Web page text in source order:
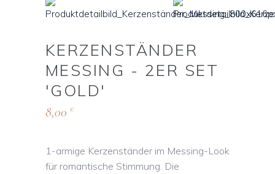
KERZENSTÄNDER
MESSING - 2ER SET
'GOLD'
8,00 €
1-armige Kerzenständer im Messing-Look
für romantische Stimmung. Die